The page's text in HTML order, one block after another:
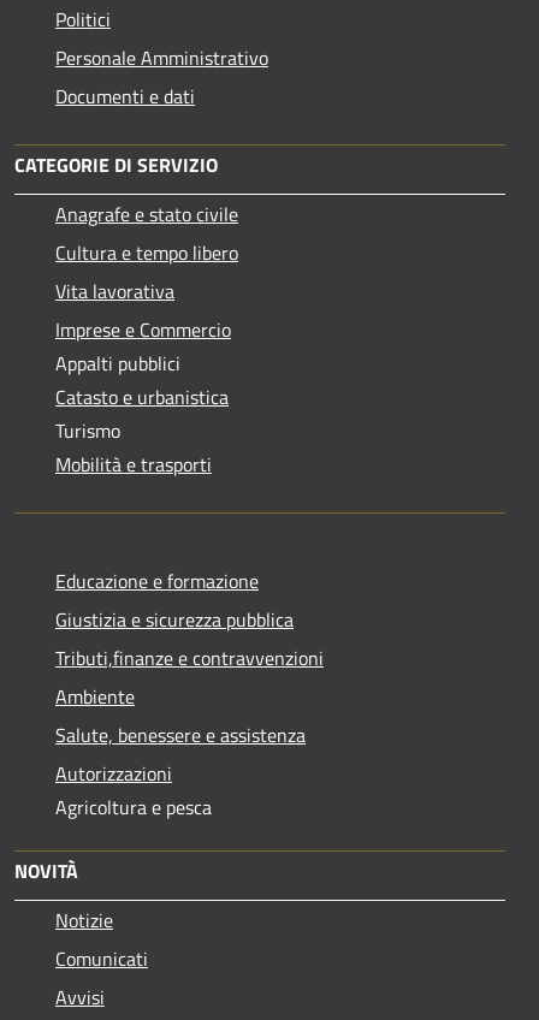
Politici
Personale Amministrativo
Documenti e dati
CATEGORIE DI SERVIZIO
Anagrafe e stato civile
Cultura e tempo libero
Vita lavorativa
Imprese e Commercio
Appalti pubblici
Catasto e urbanistica
Turismo
Mobilità e trasporti
Educazione e formazione
Giustizia e sicurezza pubblica
Tributi,finanze e contravvenzioni
Ambiente
Salute, benessere e assistenza
Autorizzazioni
Agricoltura e pesca
NOVITÀ
Notizie
Comunicati
Avvisi